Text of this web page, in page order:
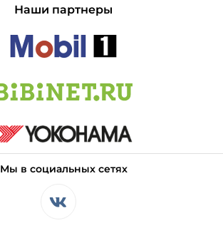
Наши партнеры
Мы в социальных сетях